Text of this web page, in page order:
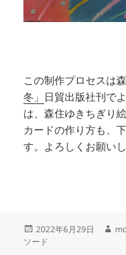
この制作プロセスは
冬」 日貿出版社刊で
は、森住ゆきちぎり
カードの作り方も、
す。よろしくお願いし
投
稿
2022年6月29日
作
ソード